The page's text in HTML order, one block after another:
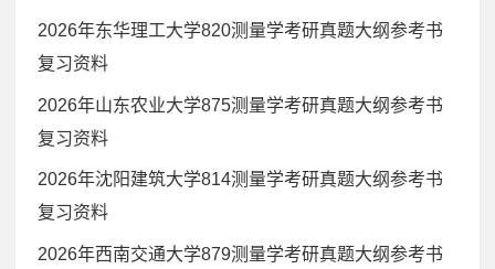
2026年东华理工大学820测量学考研真题大纲参考书
复习资料
2026年山东农业大学875测量学考研真题大纲参考书
复习资料
2026年沈阳建筑大学814测量学考研真题大纲参考书
复习资料
2026年西南交通大学879测量学考研真题大纲参考书